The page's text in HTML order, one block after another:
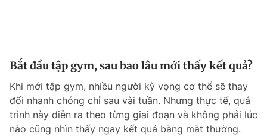
Bắt đầu tập gym, sau bao lâu mới thấy kết quả?
Khi mới tập gym, nhiều người kỳ vọng cơ thể sẽ thay
đổi nhanh chóng chỉ sau vài tuần. Nhưng thực tế, quá
trình này diễn ra theo từng giai đoạn và không phải lúc
nào cũng nhìn thấy ngay kết quả bằng mắt thường.